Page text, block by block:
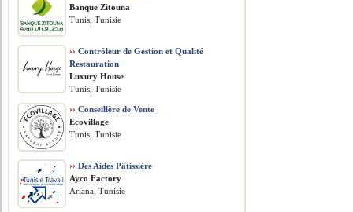
Banque Zitouna
Tunis, Tunisie
›› Contrôleur de Gestion et Qualité
Restauration
Luxury House
Tunis, Tunisie
›› Conseillère de Vente
Ecovillage
Tunis, Tunisie
›› Des Aides Pâtissière
Ayco Factory
Ariana, Tunisie